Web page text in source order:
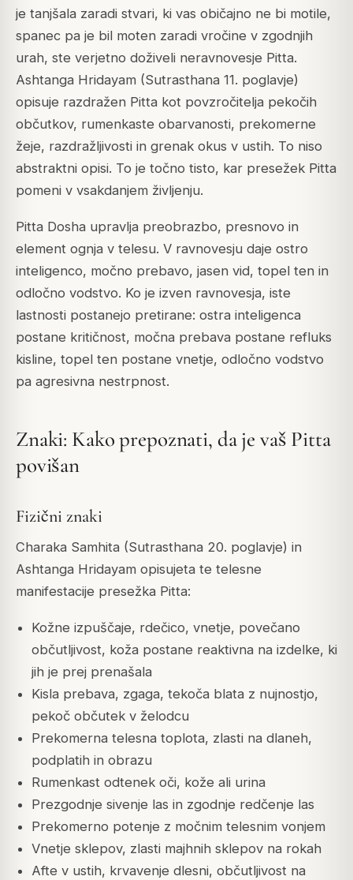
je tanjšala zaradi stvari, ki vas običajno ne bi motile,
spanec pa je bil moten zaradi vročine v zgodnjih
urah, ste verjetno doživeli neravnovesje Pitta.
Ashtanga Hridayam (Sutrasthana 11. poglavje)
opisuje razdražen Pitta kot povzročitelja pekočih
občutkov, rumenkaste obarvanosti, prekomerne
žeje, razdražljivosti in grenak okus v ustih. To niso
abstraktni opisi. To je točno tisto, kar presežek Pitta
pomeni v vsakdanjem življenju.
Pitta Dosha upravlja preobrazbo, presnovo in
element ognja v telesu. V ravnovesju daje ostro
inteligenco, močno prebavo, jasen vid, topel ten in
odločno vodstvo. Ko je izven ravnovesja, iste
lastnosti postanejo pretirane: ostra inteligenca
postane kritičnost, močna prebava postane refluks
kisline, topel ten postane vnetje, odločno vodstvo
pa agresivna nestrpnost.
Znaki: Kako prepoznati, da je vaš Pitta
povišan
Fizični znaki
Charaka Samhita (Sutrasthana 20. poglavje) in
Ashtanga Hridayam opisujeta te telesne
manifestacije presežka Pitta:
Kožne izpuščaje, rdečico, vnetje, povečano
občutljivost, koža postane reaktivna na izdelke, ki
jih je prej prenašala
Kisla prebava, zgaga, tekoča blata z nujnostjo,
pekoč občutek v želodcu
Prekomerna telesna toplota, zlasti na dlaneh,
podplatih in obrazu
Rumenkast odtenek oči, kože ali urina
Prezgodnje sivenje las in zgodnje redčenje las
Prekomerno potenje z močnim telesnim vonjem
Vnetje sklepov, zlasti majhnih sklepov na rokah
Afte v ustih, krvavenje dlesni, občutljivost na